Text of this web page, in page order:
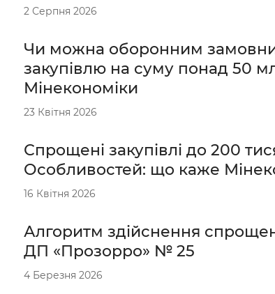
2 Серпня 2026
Чи можна оборонним
закупівлю на суму понад 50
Мінекономіки
23 Квітня 2026
Спрощені закупівлі до 200
Особливостей: що каже
16 Квітня 2026
Алгоритм здійснення
ДП «Прозорро» № 25
4 Березня 2026